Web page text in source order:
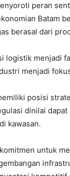
peran
Batam
berasal dari
logistik menjadi
menjadi
posisi
dinilai
kawasan.
untuk